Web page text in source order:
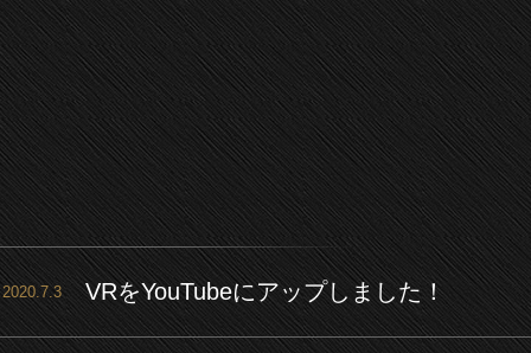
2020.7.3 VRをYouTubeにアップしました！